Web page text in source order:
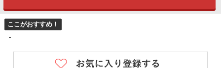
ここがおすすめ！
-